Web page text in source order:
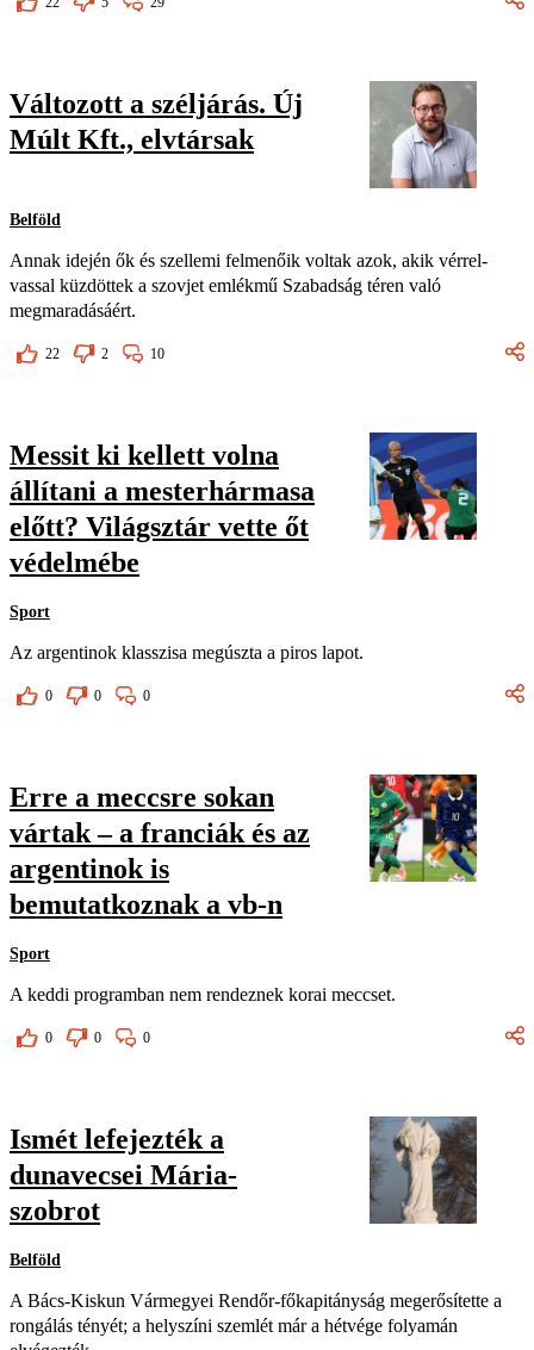
Változott a széljárás. Új
Múlt Kft., elvtársak
Belföld
Annak idején ők és szellemi felmenőik voltak azok, akik vérrel-
vassal küzdöttek a szovjet emlékmű Szabadság téren való
megmaradásáért.
22 2 10
Messit ki kellett volna
állítani a mesterhármasa
előtt? Világsztár vette őt
védelmébe
Sport
Az argentinok klasszisa megúszta a piros lapot.
0 0 0
Erre a meccsre sokan
vártak – a franciák és az
argentinok is
bemutatkoznak a vb-n
Sport
A keddi programban nem rendeznek korai meccset.
0 0 0
Ismét lefejezték a
dunavecsei Mária-
szobrot
Belföld
A Bács-Kiskun Vármegyei Rendőr-főkapitányság megerősítette a
rongálás tényét; a helyszíni szemlét már a hétvége folyamán